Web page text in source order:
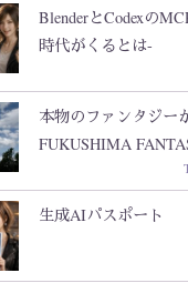
BlenderとCodexの
時代がくるとは-
本物のファンタジー
FUKUSHIMA
生成AIパスポート